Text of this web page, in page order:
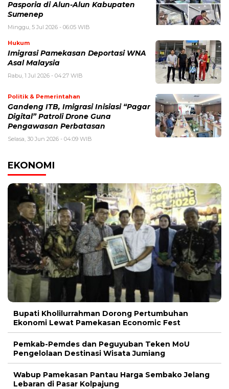
Pasporia di Alun-Alun Kabupaten
Sumenep
Minggu, 5 Jul 2026 - 06:05 WIB
Hukum
Imigrasi Pamekasan Deportasi WNA
Asal Malaysia
Rabu, 1 Jul 2026 - 04:27 WIB
Politik & Pemerintahan
Gandeng ITB, Imigrasi Inisiasi “Pagar
Digital” Patroli Drone Guna
Pengawasan Perbatasan
Selasa, 30 Jun 2026 - 04:09 WIB
EKONOMI
Bupati Kholilurrahman Dorong Pertumbuhan
Ekonomi Lewat Pamekasan Economic Fest
Pemkab-Pemdes dan Peguyuban Teken MoU
Pengelolaan Destinasi Wisata Jumiang
Wabup Pamekasan Pantau Harga Sembako Jelang
Lebaran di Pasar Kolpajung